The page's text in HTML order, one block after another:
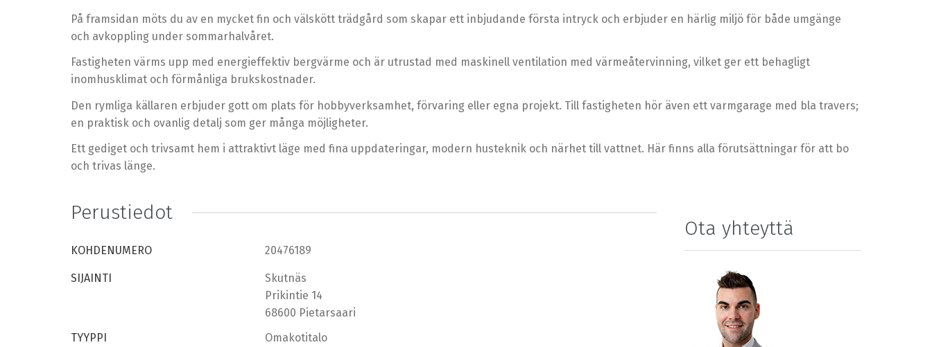
På framsidan möts du av en mycket fin och välskött trädgård som skapar ett inbjudande första intryck och erbjuder en härlig miljö för både umgänge
och avkoppling under sommarhalvåret.
Fastigheten värms upp med energieffektiv bergvärme och är utrustad med maskinell ventilation med värmeåtervinning, vilket ger ett behagligt
inomhusklimat och förmånliga brukskostnader.
Den rymliga källaren erbjuder gott om plats för hobbyverksamhet, förvaring eller egna projekt. Till fastigheten hör även ett varmgarage med bla travers;
en praktisk och ovanlig detalj som ger många möjligheter.
Ett gediget och trivsamt hem i attraktivt läge med fina uppdateringar, modern husteknik och närhet till vattnet. Här finns alla förutsättningar för att bo
och trivas länge.
Perustiedot
KOHDENUMERO 20476189
SIJAINTI
Skutnäs
Prikintie 14
68600 Pietarsaari
TYYPPI
Omakotitalo
Ota yhteyttä